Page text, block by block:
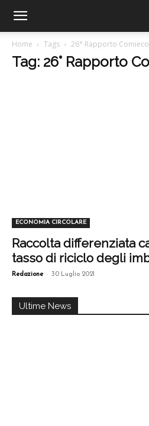
Home Tags 26° Rapporto Comieco
Tag: 26° Rapporto
ECONOMIA CIRCOLARE
Raccolta differenziata
tasso di riciclo degli
Redazione - 30 Luglio 2021
Ultime News